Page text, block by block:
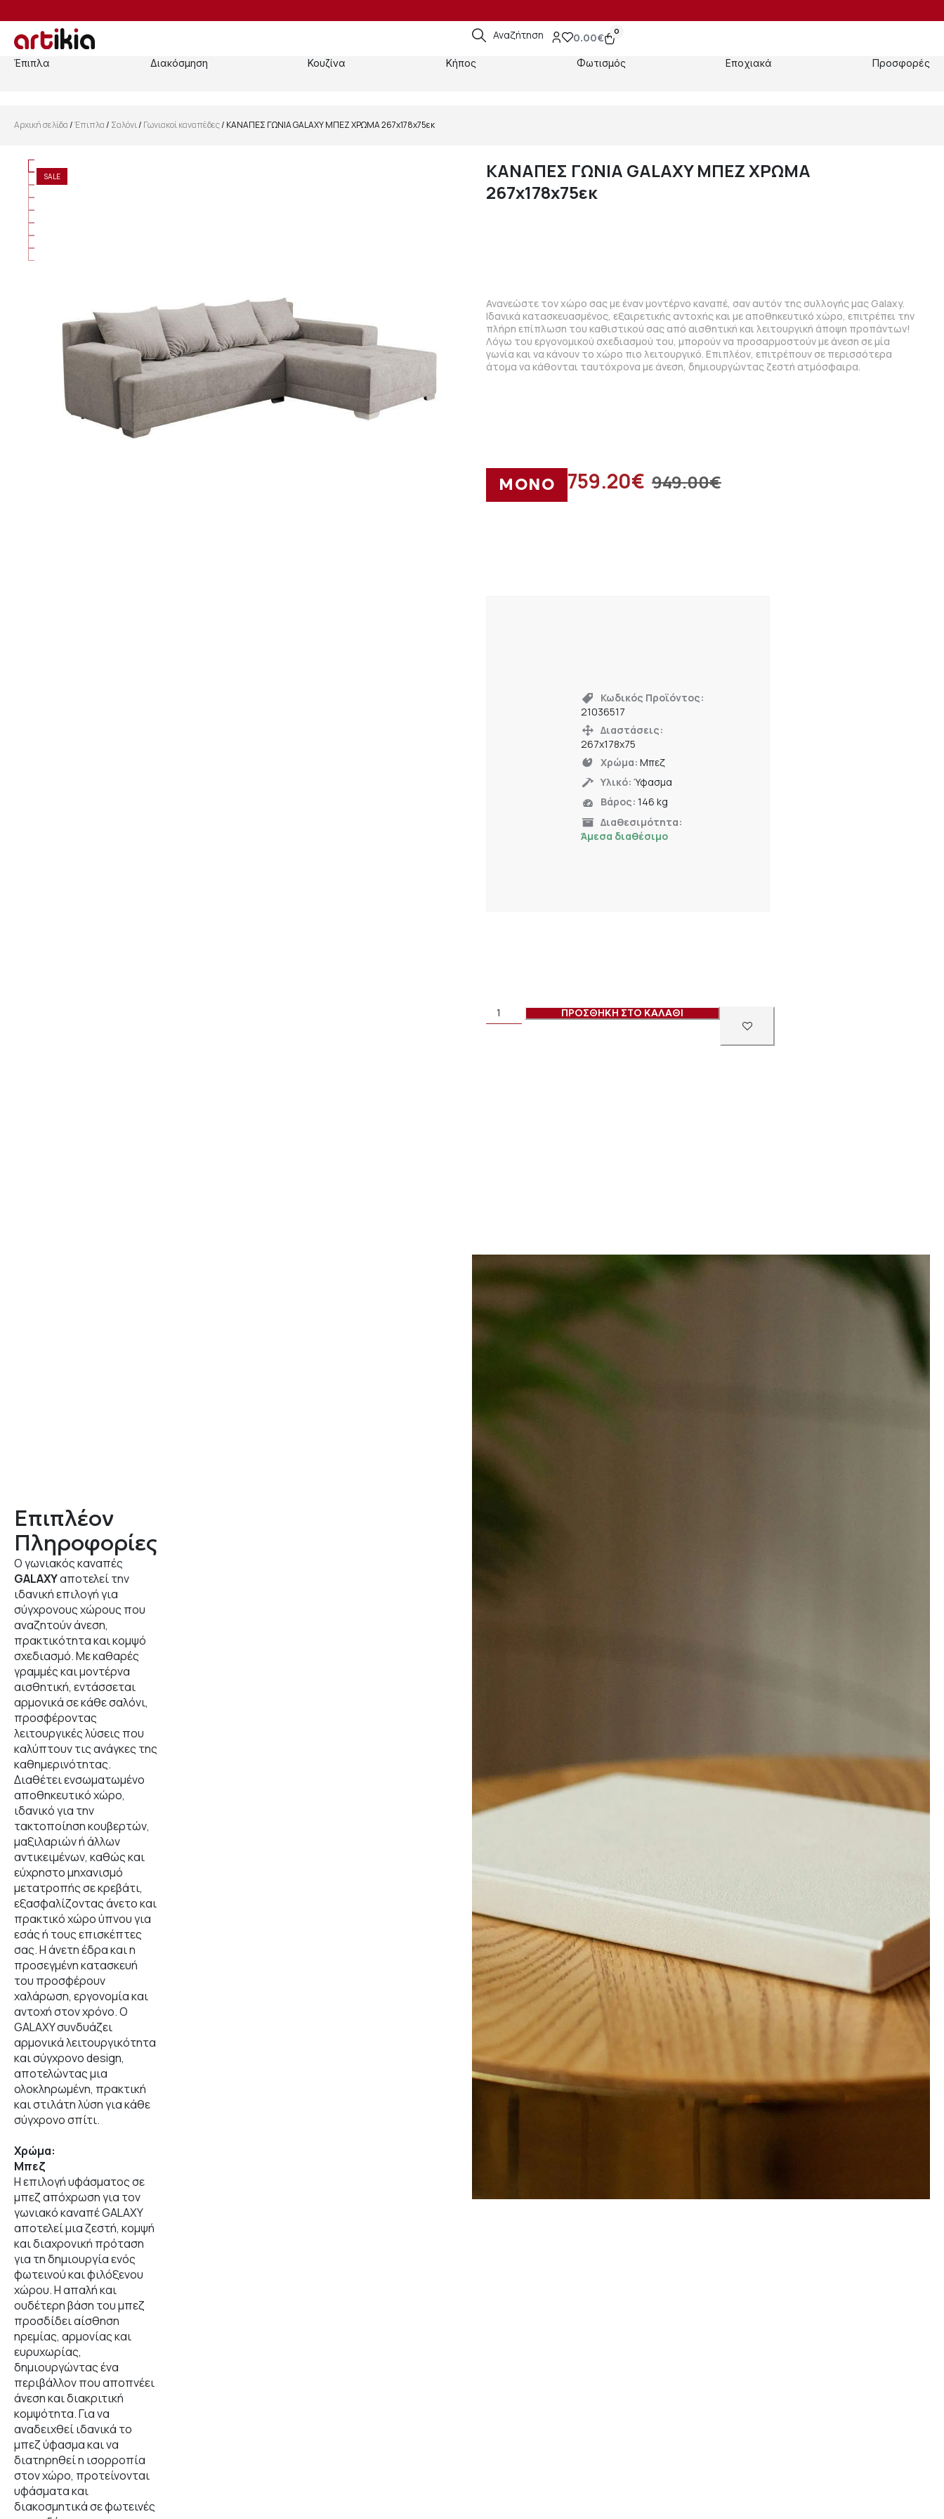
Αναζήτηση 0.00€
0
Έπιπλα Διακόσμηση Κουζίνα Κήπος Φωτισμός Εποχιακά Προσφορές
Αρχική σελίδα/Έπιπλα/ Σαλόνι/ Γωνιακοί καναπέδες/ ΚΑΝΑΠΕΣ ΓΩΝΙΑ GALAXY ΜΠΕΖ ΧΡΩΜΑ 267x178x75εκ
SALE
ΚΑΝΑΠΕΣ ΓΩΝΙΑ GALAXY ΜΠΕΖ ΧΡΩΜΑ
267x178x75εκ
Ανανεώστε τον χώρο σας με έναν μοντέρνο καναπέ, σαν αυτόν της συλλογής μας Galaxy.
Ιδανικά κατασκευασμένος, εξαιρετικής αντοχής και με αποθηκευτικό χώρο, επιτρέπει την
πλήρη επίπλωση του καθιστικού σας από αισθητική και λειτουργική άποψη προπάντων!
Λόγω του εργονομικού σχεδιασμού του, μπορούν να προσαρμοστούν με άνεση σε μία
γωνία και να κάνουν το χώρο πιο λειτουργικό. Επιπλέον, επιτρέπουν σε περισσότερα
άτομα να κάθονται ταυτόχρονα με άνεση, δημιουργώντας ζεστή ατμόσφαιρα.
ΜΟΝΟ 949.00€
759.20€
Κωδικός Προϊόντος:
21036517
Διαστάσεις:
267x178x75
Χρώμα:Μπεζ
Υλικό:Ύφασμα
Βάρος:146 kg
Διαθεσιμότητα:
Άμεσα διαθέσιμο
ΠΡΟΣΘΗΚΗ ΣΤΟ ΚΑΛΑΘΙ
Επιπλέον
Πληροφορίες
Ο γωνιακός καναπές
GALAXYαποτελεί την
ιδανική επιλογή για
σύγχρονους χώρους που
αναζητούν άνεση,
πρακτικότητα και κομψό
σχεδιασμό. Με καθαρές
γραμμές και μοντέρνα
αισθητική, εντάσσεται
αρμονικά σε κάθε σαλόνι,
προσφέροντας
λειτουργικές λύσεις που
καλύπτουν τις ανάγκες της
καθημερινότητας.
Διαθέτει ενσωματωμένο
αποθηκευτικό χώρο,
ιδανικό για την
τακτοποίηση κουβερτών,
μαξιλαριών ή άλλων
αντικειμένων, καθώς και
εύχρηστο μηχανισμό
μετατροπής σε κρεβάτι,
εξασφαλίζοντας άνετο και
πρακτικό χώρο ύπνου για
εσάς ή τους επισκέπτες
σας. Η άνετη έδρα και η
προσεγμένη κατασκευή
του προσφέρουν
χαλάρωση, εργονομία και
αντοχή στον χρόνο. Ο
GALAXY συνδυάζει
αρμονικά λειτουργικότητα
και σύγχρονο design,
αποτελώντας μια
ολοκληρωμένη, πρακτική
και στιλάτη λύση για κάθε
σύγχρονο σπίτι.
Χρώμα:
Μπεζ
Η επιλογή υφάσματος σε
μπεζ απόχρωση για τον
γωνιακό καναπέ GALAXY
αποτελεί μια ζεστή, κομψή
και διαχρονική πρόταση
για τη δημιουργία ενός
φωτεινού και φιλόξενου
χώρου. Η απαλή και
ουδέτερη βάση του μπεζ
προσδίδει αίσθηση
ηρεμίας, αρμονίας και
ευρυχωρίας,
δημιουργώντας ένα
περιβάλλον που αποπνέει
άνεση και διακριτική
κομψότητα. Για να
αναδειχθεί ιδανικά το
μπεζ ύφασμα και να
διατηρηθεί η ισορροπία
στον χώρο, προτείνονται
υφάσματα και
διακοσμητικά σε φωτεινές